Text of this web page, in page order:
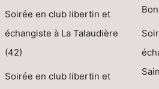
Soirée en club libertin et
échangiste à La Talaudière
(42)
Soirée en club libertin et